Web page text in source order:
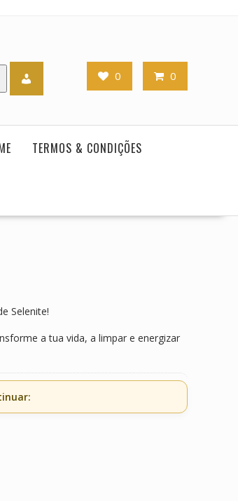
0 0
TERMOS & CONDIÇÕES
Selenite!
a tua vida, a limpar e energizar